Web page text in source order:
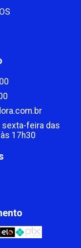
sexta-feira das
17h30